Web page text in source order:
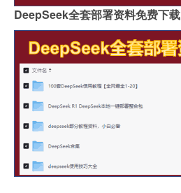
DeepSeek全套部署资料免费下载